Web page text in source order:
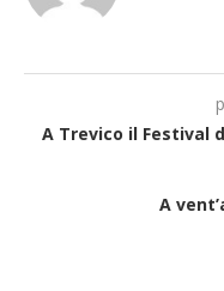
A Trevico il Festival
A